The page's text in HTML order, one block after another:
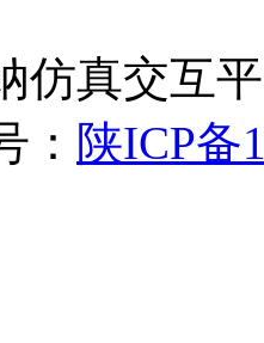
仿真交互
： 陕ICP备